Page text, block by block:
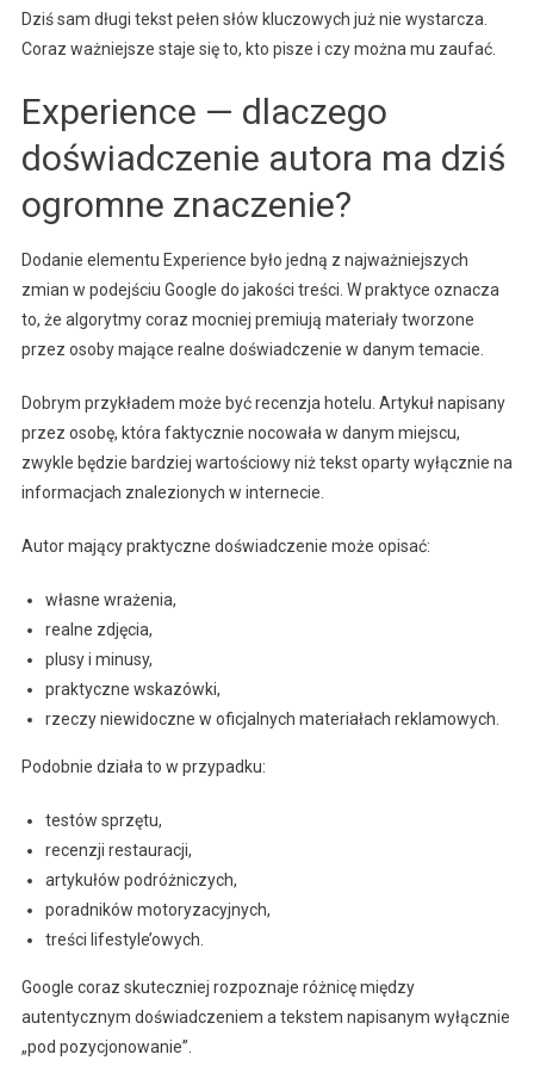
Dziś sam długi tekst pełen słów kluczowych już nie wystarcza.
Coraz ważniejsze staje się to, kto pisze i czy można mu zaufać.
Experience — dlaczego
doświadczenie autora ma dziś
ogromne znaczenie?
Dodanie elementu Experience było jedną z najważniejszych
zmian w podejściu Google do jakości treści. W praktyce oznacza
to, że algorytmy coraz mocniej premiują materiały tworzone
przez osoby mające realne doświadczenie w danym temacie.
Dobrym przykładem może być recenzja hotelu. Artykuł napisany
przez osobę, która faktycznie nocowała w danym miejscu,
zwykle będzie bardziej wartościowy niż tekst oparty wyłącznie na
informacjach znalezionych w internecie.
Autor mający praktyczne doświadczenie może opisać:
własne wrażenia,
realne zdjęcia,
plusy i minusy,
praktyczne wskazówki,
rzeczy niewidoczne w oficjalnych materiałach reklamowych.
Podobnie działa to w przypadku:
testów sprzętu,
recenzji restauracji,
artykułów podróżniczych,
poradników motoryzacyjnych,
treści lifestyle’owych.
Google coraz skuteczniej rozpoznaje różnicę między
autentycznym doświadczeniem a tekstem napisanym wyłącznie
„pod pozycjonowanie”.